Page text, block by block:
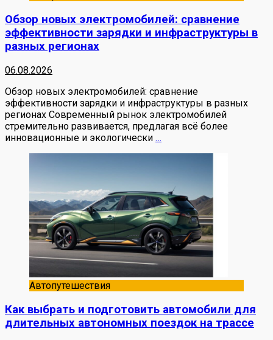
Обзор новых электромобилей: сравнение
эффективности зарядки и инфраструктуры в
разных регионах
06.08.2026
Обзор новых электромобилей: сравнение
эффективности зарядки и инфраструктуры в разных
регионах Современный рынок электромобилей
стремительно развивается, предлагая всё более
инновационные и экологически …
Автопутешествия
Как выбрать и подготовить автомобили для
длительных автономных поездок на трассе